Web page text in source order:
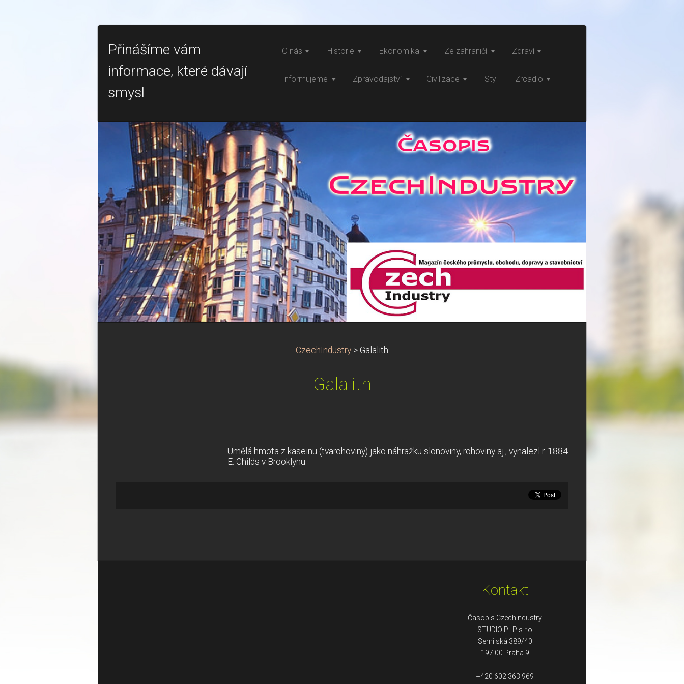
Přinášíme vám
informace, které dávají
smysl
O nás Historie Ekonomika Ze zahraničí Zdraví
Informujeme Zpravodajství Civilizace Styl Zrcadlo
CzechIndustry > Galalith
Galalith
Umělá hmota z kaseinu (tvarohoviny) jako náhražku slonoviny, rohoviny aj., vynalezl r. 1884
E. Childs v Brooklynu.
Kontakt
Časopis CzechIndustry
STUDIO P+P s.r.o
Semilská 389/40
197 00 Praha 9
+420 602 363 969